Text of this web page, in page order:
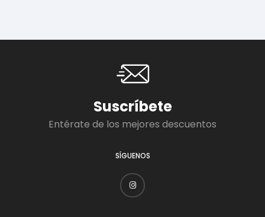
Suscríbete
Entérate de los mejores descuentos
SÍGUENOS